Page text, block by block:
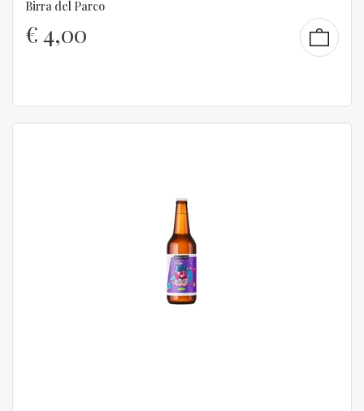
Birra del Parco
€4,00